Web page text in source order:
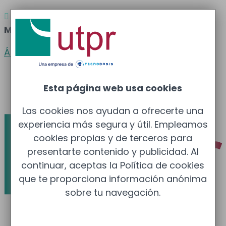
 Atención al cliente
Madrid: 910 211 975
Área clientes
Català
Esta página web usa cookies
Las cookies nos ayudan a ofrecerte una
experiencia más segura y útil. Empleamos
cookies propias y de terceros para
presentarte contenido y publicidad. Al
continuar, aceptas la Política de cookies
que te proporciona información anónima
sobre tu navegación.